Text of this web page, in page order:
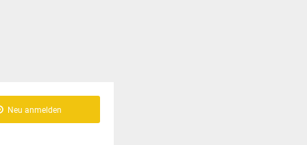
Neu anmelden